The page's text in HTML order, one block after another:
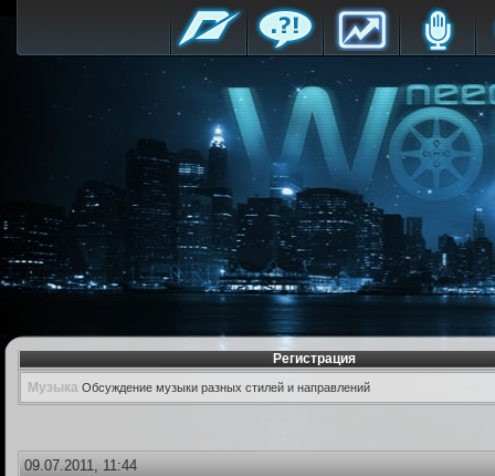
Регистрация
Музыка Обсуждение музыки разных стилей и направлений
09.07.2011, 11:44